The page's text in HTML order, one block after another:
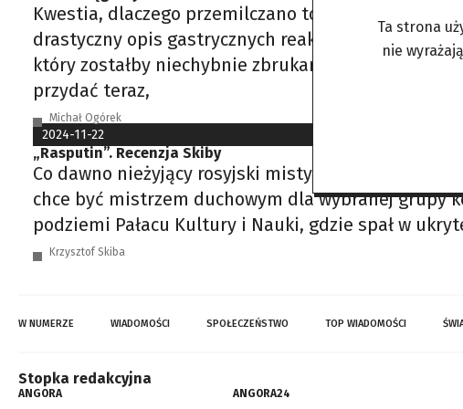
Kwestia, dlaczego przemilczano to wtedy, gdy
drastyczny opis gastrycznych reakcji jego
który zostałby niechybnie zbrukany nagłymi
przydać teraz,
Michał Ogórek
2024-11-22
„Rasputin”. Recenzja Skiby
Co dawno nieżyjący rosyjski mistyk, kobieciarz,
chce być mistrzem duchowym dla wybranej grupy
podziemi Pałacu Kultury i Nauki, gdzie spał w
Krzysztof Skiba
W NUMERZE WIADOMOŚCI SPOŁECZEŃSTWO TOP WIADOMOŚCI
Stopka redakcyjna
ANGORA ANGORA24
Ta strona
nie